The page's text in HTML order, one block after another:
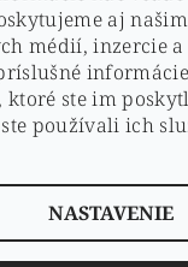
údajov
© pdshop.sk, všetky práva
aj
médií, inzercie
ste im
používali ich
NASTAVENIE